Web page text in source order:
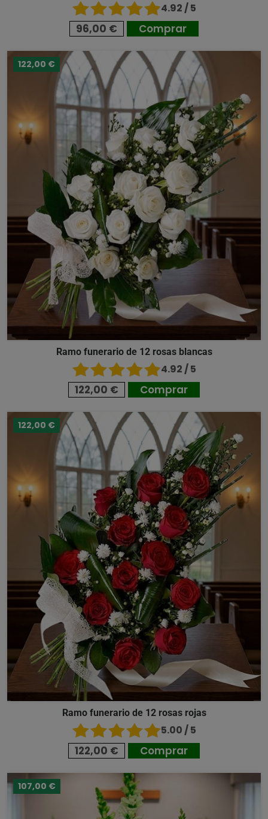
4.92 / 5
96,00 € Comprar
122,00 €
Ramo funerario de 12 rosas blancas
4.92 / 5
122,00 € Comprar
122,00 €
Ramo funerario de 12 rosas rojas
5.00 / 5
122,00 € Comprar
107,00 €